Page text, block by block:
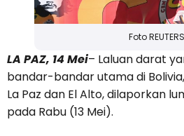
Foto REUTERS
LA PAZ, 14 Mei– Laluan darat
bandar-bandar utama di
La Paz dan El Alto, dilaporkan
pada Rabu (13 Mei).